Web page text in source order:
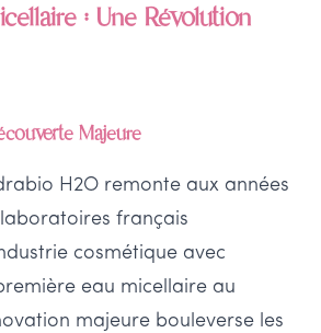
: Une Révolution
Majeure
H2O remonte aux années
français
cosmétique avec
eau micellaire au
majeure bouleverse les